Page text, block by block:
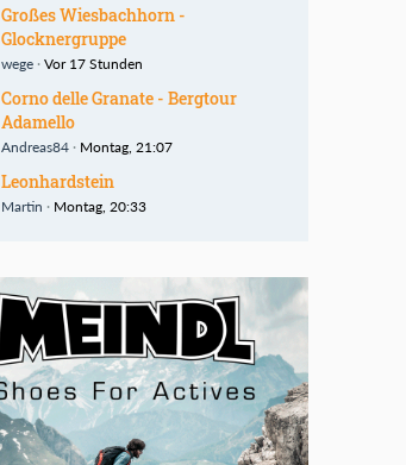
Großes Wiesbachhorn -
Glocknergruppe
wege Vor 17 Stunden
Corno delle Granate - Bergtour
Adamello
Andreas84 Montag, 21:07
Leonhardstein
Martin Montag, 20:33